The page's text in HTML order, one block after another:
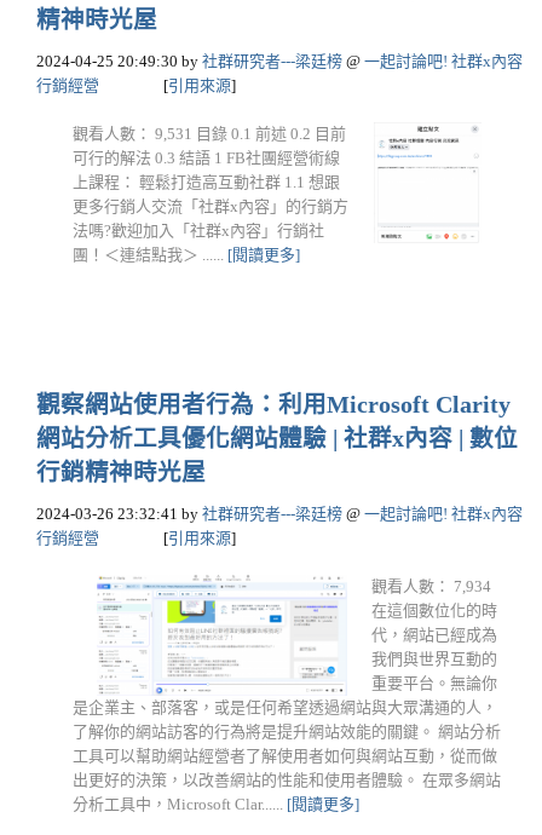
精神時光屋
2024-04-25 20:49:30 by 社群研究者---梁廷榜 @ 一起討論吧! 社群x內容
行銷經營
[引用來源]
觀看人數： 9,531 目錄 0.1 前述 0.2 目前
可行的解法 0.3 結語 1 FB社團經營術線
上課程： 輕鬆打造高互動社群 1.1 想跟
更多行銷人交流「社群x內容」的行銷方
法嗎?歡迎加入「社群x內容」行銷社
團！＜連結點我＞ ...... [閱讀更多]
觀察網站使用者行為：利用Microsoft Clarity
網站分析工具優化網站體驗 | 社群x內容 | 數位
行銷精神時光屋
2024-03-26 23:32:41 by 社群研究者---梁廷榜 @ 一起討論吧! 社群x內容
行銷經營
[引用來源]
觀看人數： 7,934
在這個數位化的時
代，網站已經成為
我們與世界互動的
重要平台。無論你
是企業主、部落客，或是任何希望透過網站與大眾溝通的人，
了解你的網站訪客的行為將是提升網站效能的關鍵。 網站分析
工具可以幫助網站經營者了解使用者如何與網站互動，從而做
出更好的決策，以改善網站的性能和使用者體驗。 在眾多網站
分析工具中，Microsoft Clar...... [閱讀更多]